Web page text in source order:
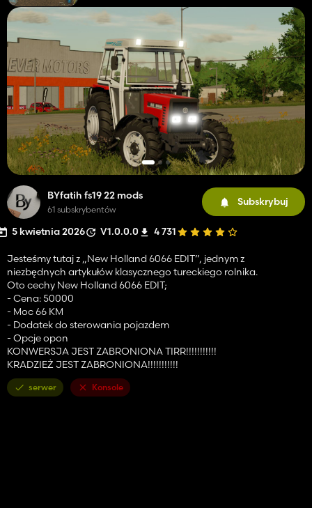
BYfatih fs19 22 mods
61 subskrybentów
Subskrybuj
5 kwietnia 2026 V1.0.0.0 4 731
Jesteśmy tutaj z „New Holland 6066 EDIT”, jednym z
niezbędnych artykułów klasycznego tureckiego rolnika.
Oto cechy New Holland 6066 EDIT;
- Cena: 50000
- Moc 66 KM
- Dodatek do sterowania pojazdem
- Opcje opon
KONWERSJA JEST ZABRONIONA TIRR!!!!!!!!!!!
KRADZIEŻ JEST ZABRONIONA!!!!!!!!!!!
serwer Konsole